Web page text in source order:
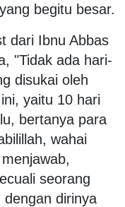
begitu besar.
dari Ibnu Abbas
"Tidak ada hari-
disukai oleh
yaitu 10 hari
bertanya para
wahai
seorang
dengan dirinya